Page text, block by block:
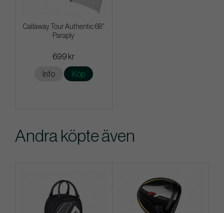
Callaway Tour Authentic 68"
Paraply
699 kr
Info Köp
Andra köpte även